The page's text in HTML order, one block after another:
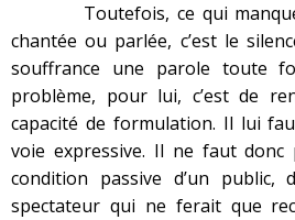
Toutefois, ce qui manque
chantée ou parlée, c’est le
souffrance une parole toute
problème, pour lui, c’est de
capacité de formulation. Il lui
voie expressive. Il ne faut
condition passive d’un public,
spectateur qui ne ferait que